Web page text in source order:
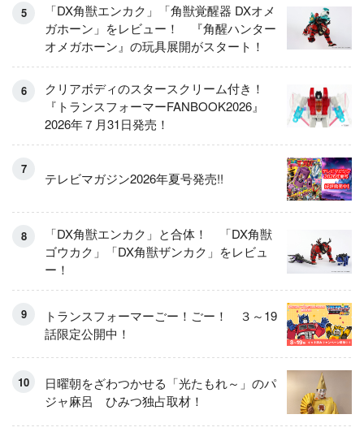
「DX角獣エンカク」「角獣覚醒器 DXオメ
ガホーン」をレビュー！ 『角醒ハンター
オメガホーン』の玩具展開がスタート！
クリアボディのスタースクリーム付き！
『トランスフォーマーFANBOOK2026』
2026年７月31日発売！
テレビマガジン2026年夏号発売!!
「DX角獣エンカク」と合体！ 「DX角獣
ゴウカク」「DX角獣ザンカク」をレビュ
ー！
トランスフォーマーごー！ごー！ ３～19
話限定公開中！
日曜朝をざわつかせる「光たもれ～」のパ
ジャ麻呂 ひみつ独占取材！